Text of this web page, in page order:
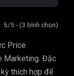
5/5 - (3 bình chọn)
Price
Marketing. Đặc
thích hợp để